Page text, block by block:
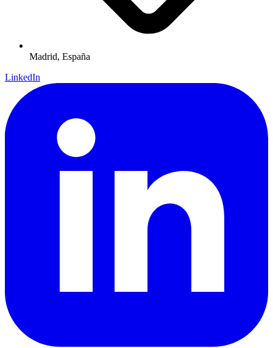
Madrid, España
LinkedIn